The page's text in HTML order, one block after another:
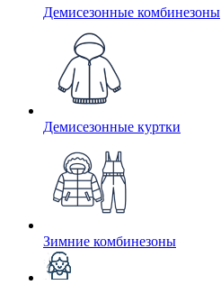
Демисезонные комбинезоны
Демисезонные куртки
Зимние комбинезоны